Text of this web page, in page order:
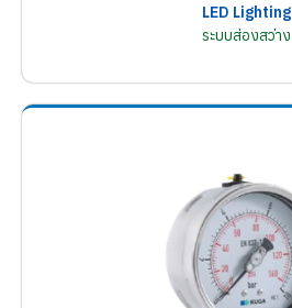
LED Lighting
ระบบส่องสว่าง